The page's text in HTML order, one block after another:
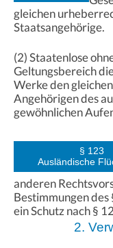
gleichen
Staatsangehörige.
(2) Staatenlose
Geltungsbereich
Werke den
Angehörigen des
gewöhnlichen
§ 123
Ausländische
anderen
Bestimmungen
ein Schutz nach §
2.